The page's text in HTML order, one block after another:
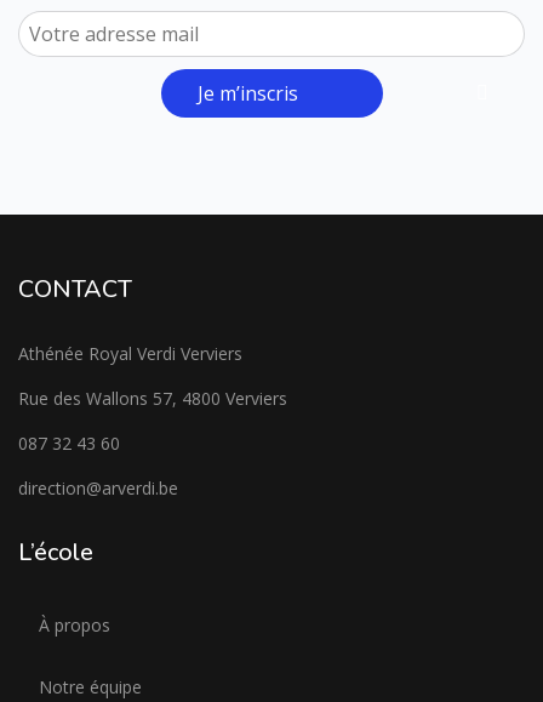
Je m’inscris
CONTACT
Athénée Royal Verdi Verviers
Rue des Wallons 57, 4800 Verviers
087 32 43 60
direction@arverdi.be
L’école
À propos
Notre équipe